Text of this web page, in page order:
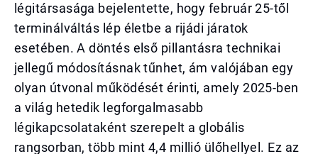
légitársasága bejelentette, hogy február 25-től
terminálváltás lép életbe a rijádi járatok
esetében. A döntés első pillantásra technikai
jellegű módosításnak tűnhet, ám valójában egy
olyan útvonal működését érinti, amely 2025-ben
a világ hetedik legforgalmasabb
légikapcsolataként szerepelt a globális
rangsorban, több mint 4,4 millió ülőhellyel. Ez az